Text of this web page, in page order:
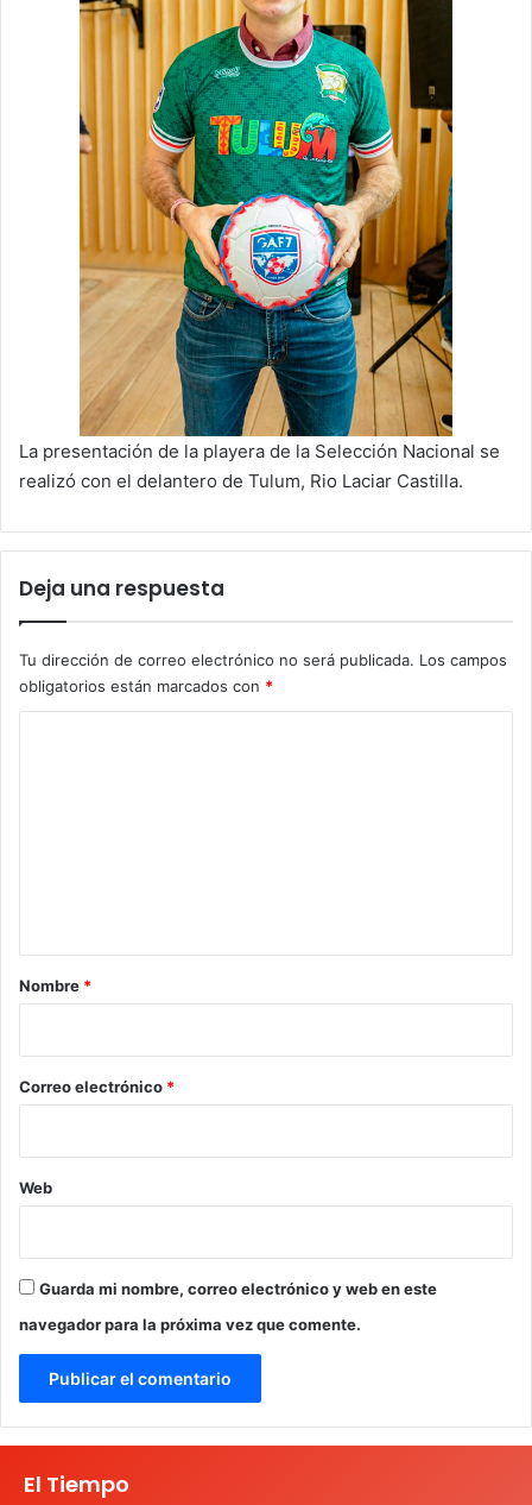
La presentación de la playera de la Selección Nacional se
realizó con el delantero de Tulum, Rio Laciar Castilla.
Deja una respuesta
Tu dirección de correo electrónico no será publicada. Los campos
obligatorios están marcados con *
r
*
Nombre *
Correo electrónico *
Web
Guarda mi nombre, correo electrónico y web en este
navegador para la próxima vez que comente.
El Tiempo